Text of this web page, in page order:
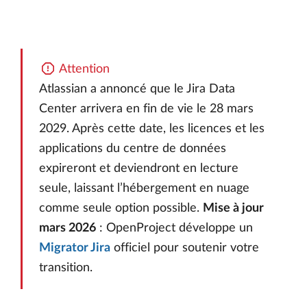
Attention
Atlassian a annoncé que le Jira Data
Center arrivera en fin de vie le 28 mars
2029. Après cette date, les licences et les
applications du centre de données
expireront et deviendront en lecture
seule, laissant l’hébergement en nuage
comme seule option possible. Mise à jour
mars 2026 : OpenProject développe un
Migrator Jira officiel pour soutenir votre
transition.